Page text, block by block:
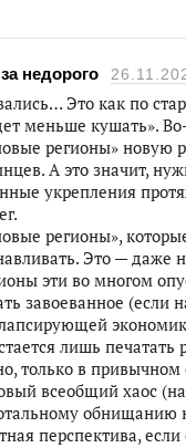
недорого
Это как по
меньше кушать».
регионы» новую
А это значит,
укрепления
регионы»,
Это — даже
эти во многом
завоеванное
лишь печатать
только в
всеобщий хаос
перспектива,